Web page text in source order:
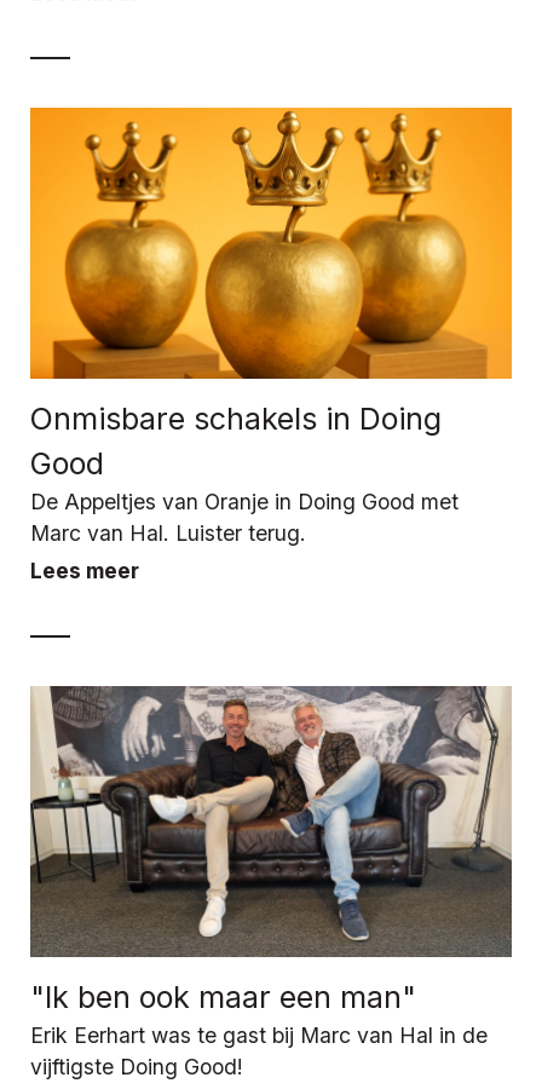
Onmisbare schakels in Doing
Good
De Appeltjes van Oranje in Doing Good met
Marc van Hal. Luister terug.
Lees meer
"Ik ben ook maar een man"
Erik Eerhart was te gast bij Marc van Hal in de
vijftigste Doing Good!